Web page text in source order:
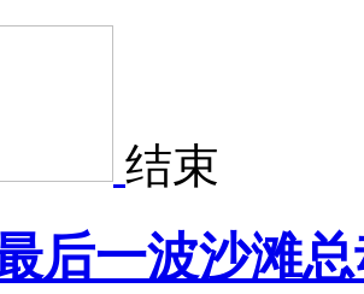
结束
后一波沙滩